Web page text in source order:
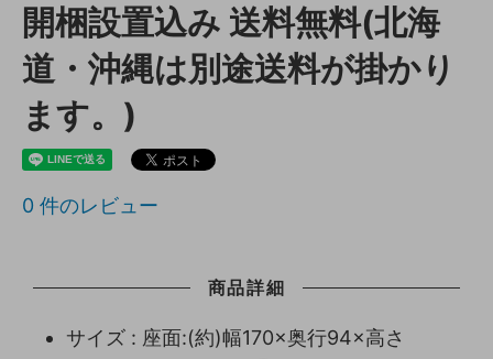
開梱設置込み 送料無料(北海
道・沖縄は別途送料が掛かり
ます。)
0 件のレビュー
商品詳細
サイズ : 座面:(約)幅170×奥行94×高さ